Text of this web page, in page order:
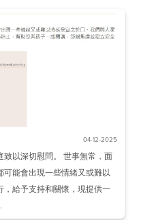
04-12-2025
以深切慰問。 世事無常，面
能會出現一些情緒又或難以
給予支持和關懷，現提供一